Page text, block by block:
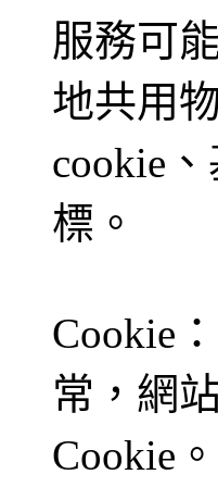
服務可
地共用
cookie
標。
Cookie
常，網
Cookie